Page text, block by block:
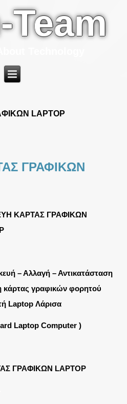
Team
LAPTOP
ΓΡΑΦΙΚΩΝ
ΚΑΡΤΑΣ ΓΡΑΦΙΚΩΝ
– Αλλαγή – Αντικατάσταση
κάρτας γραφικών φορητού
Laptop Λάρισα
Laptop Computer )
ΓΡΑΦΙΚΩΝ LAPTOP